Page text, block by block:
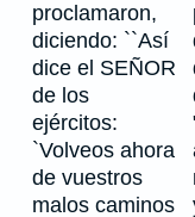
proclamaron,
diciendo: ``Así
dice el SEÑOR
de los
ejércitos:
`Volveos ahora
de vuestros
malos caminos